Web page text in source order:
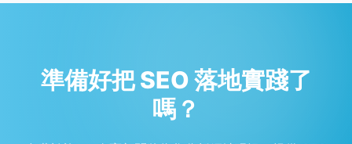
準備好把 SEO 落地實踐了
嗎？